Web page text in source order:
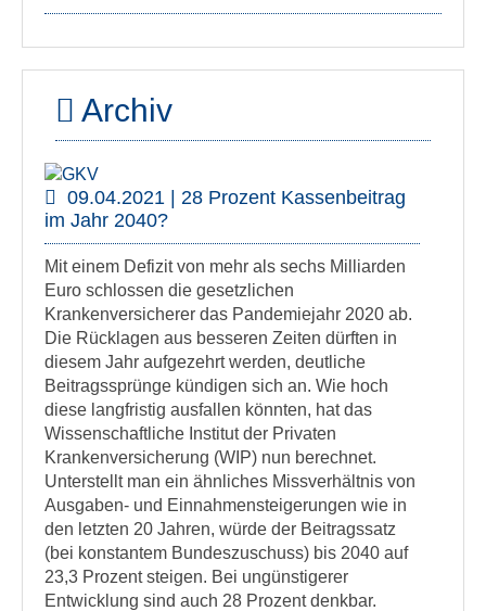
Archiv
09.04.2021 | 28 Prozent Kassenbeitrag
im Jahr 2040?
Mit einem Defizit von mehr als sechs Milliarden
Euro schlossen die gesetzlichen
Krankenversicherer das Pandemiejahr 2020 ab.
Die Rücklagen aus besseren Zeiten dürften in
diesem Jahr aufgezehrt werden, deutliche
Beitragssprünge kündigen sich an. Wie hoch
diese langfristig ausfallen könnten, hat das
Wissenschaftliche Institut der Privaten
Krankenversicherung (WIP) nun berechnet.
Unterstellt man ein ähnliches Missverhältnis von
Ausgaben- und Einnahmensteigerungen wie in
den letzten 20 Jahren, würde der Beitragssatz
(bei konstantem Bundeszuschuss) bis 2040 auf
23,3 Prozent steigen. Bei ungünstigerer
Entwicklung sind auch 28 Prozent denkbar.